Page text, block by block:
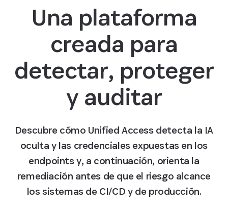
Una plataforma
creada para
detectar, proteger
y auditar
Descubre cómo Unified Access detecta la IA
oculta y las credenciales expuestas en los
endpoints y, a continuación, orienta la
remediación antes de que el riesgo alcance
los sistemas de CI/CD y de producción.